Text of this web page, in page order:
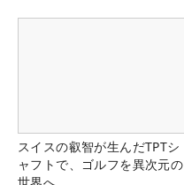
スイスの叡智が生んだTPTシ
ャフトで、ゴルフを異次元の